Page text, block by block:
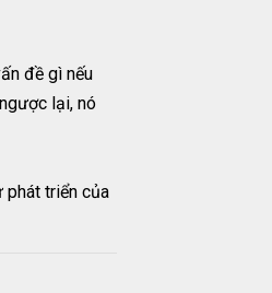
đề gì nếu
lại, nó
phát triển của